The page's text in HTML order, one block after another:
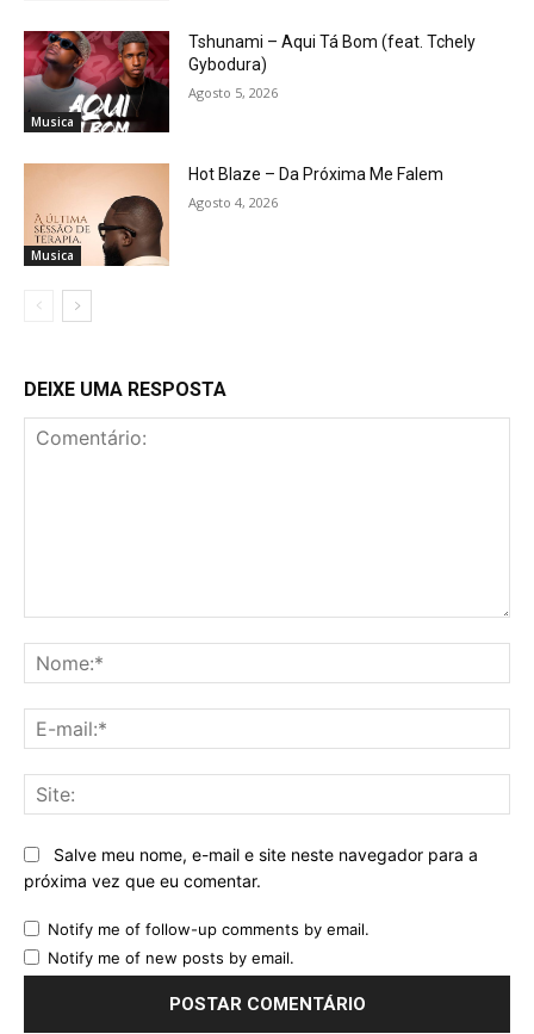
Musica
Tshunami – Aqui Tá Bom (feat. Tchely
Gybodura)
Agosto 5, 2026
Musica
Hot Blaze – Da Próxima Me Falem
Agosto 4, 2026
DEIXE UMA RESPOSTA
Salve meu nome, e-mail e site neste navegador para a
próxima vez que eu comentar.
Notify me of follow-up comments by email.
Notify me of new posts by email.